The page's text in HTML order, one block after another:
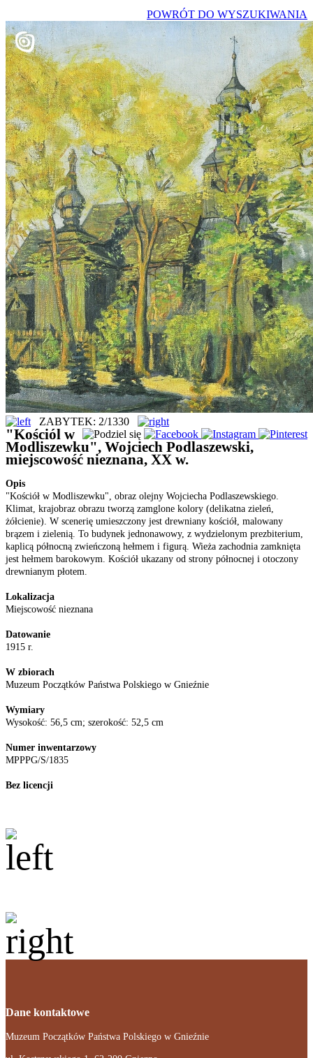
POWRÓT DO WYSZUKIWANIA
ZABYTEK: 2/1330
"Kościól w
Modliszewku", Wojciech Podlaszewski,
miejscowość nieznana, XX w.
Opis
"Kościół w Modliszewku", obraz olejny Wojciecha Podlaszewskiego.
Klimat, krajobraz obrazu tworzą zamglone kolory (delikatna zieleń,
żółcienie). W scenerię umieszczony jest drewniany kościół, malowany
brązem i zielenią. To budynek jednonawowy, z wydzielonym prezbiterium,
kaplicą północną zwieńczoną hełmem i figurą. Wieża zachodnia zamknięta
jest hełmem barokowym. Kościół ukazany od strony północnej i otoczony
drewnianym płotem.
Lokalizacja
Miejscowość nieznana
Datowanie
1915 r.
W zbiorach
Muzeum Początków Państwa Polskiego w Gnieźnie
Wymiary
Wysokość: 56,5 cm; szerokość: 52,5 cm
Numer inwentarzowy
MPPPG/S/1835
Bez licencji
Dane kontaktowe
Muzeum Początków Państwa Polskiego w Gnieźnie